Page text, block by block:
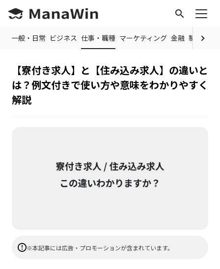
search
一般・日常 ビジネス 仕事・職種 マーケティング 金融 制度・規
【寮付き求人】と【住み込み求人】の違いと
は？例文付きで使い方や意味をわかりやすく
解説
※本記事には広告・プロモーションが含まれています。